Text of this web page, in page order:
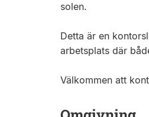
solen.
Detta är en
arbetsplats där
Välkommen att